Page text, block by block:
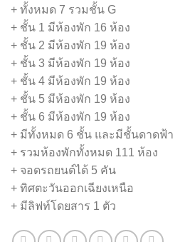
+ ทั้งหมด 7 รวมชั้น G
+ ชั้น 1 มีห้องพัก 16 ห้อง
+ ชั้น 2 มีห้องพัก 19 ห้อง
+ ชั้น 3 มีห้องพัก 19 ห้อง
+ ชั้น 4 มีห้องพัก 19 ห้อง
+ ชั้น 5 มีห้องพัก 19 ห้อง
+ ชั้น 6 มีห้องพัก 19 ห้อง
+ มีทั้งหมด 6 ชั้น และมีชั้นดาดฟ้า
+ รวมห้องพักทั้งหมด 111 ห้อง
+ จอดรถยนต์ได้ 5 คัน
+ ทิศตะวันออกเฉียงเหนือ
+ มีลิฟท์โดยสาร 1 ตัว